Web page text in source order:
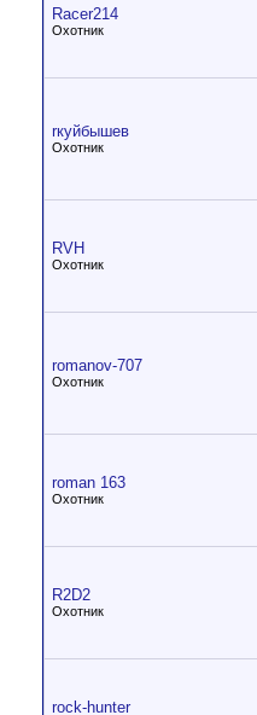
Racer214
Охотник
rкуйбышев
Охотник
RVH
Охотник
romanov-707
Охотник
roman 163
Охотник
R2D2
Охотник
rock-hunter